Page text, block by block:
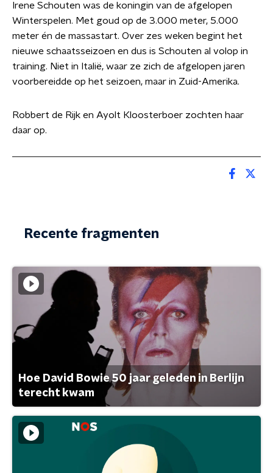
Irene Schouten was de koningin van de afgelopen
Winterspelen. Met goud op de 3.000 meter, 5.000
meter én de massastart. Over zes weken begint het
nieuwe schaatsseizoen en dus is Schouten al volop in
training. Niet in Italië, waar ze zich de afgelopen jaren
voorbereidde op het seizoen, maar in Zuid-Amerika.
Robbert de Rijk en Ayolt Kloosterboer zochten haar
daar op.
Recente fragmenten
Hoe David Bowie 50 jaar geleden in Berlijn
terecht kwam